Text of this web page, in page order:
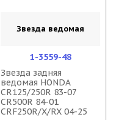
Звезда ведомая
1-3559-48
Звезда задняя
ведомая HONDA
CR125/250R 83-07
CR500R 84-01
CRF250R/X/RX 04-25